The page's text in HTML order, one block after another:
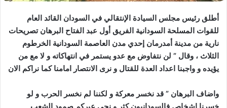
أطلق رئيس مجلس السيادة الإنتقالي في السودان القائد العام
للقوات المسلحة السودانية الفريق أول عبد الفتاح البرهان تصريحات
نارية من مدينة أمدرمان إحدي مدن العاصمة السودانية الخرطوم
الثلاث ، وقال ” لن نتفاوض مع عدو يستمر في انتهاكاته و لا مع من
يؤيده و واجبنا اعداد العدة للقتال و نرى الانتصار امامنا كما نراكم الان
واضاف البرهان ” قد نخسر معركة و لكننا لم نخسر الحرب و لو